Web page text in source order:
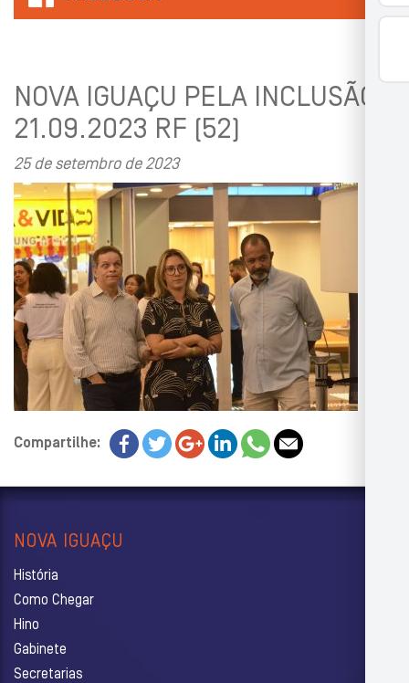
NOVA IGUAÇU PELA INCLUSÃO
21.09.2023 RF (52)
25 de setembro de 2023
Compartilhe:
NOVA IGUAÇU
História
Como Chegar
Hino
Gabinete
Secretarias